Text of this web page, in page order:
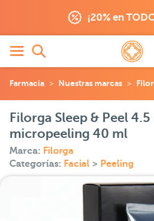
¡20% en
Farmacia Nuestras marcas
Filorga Sleep & Peel
micropeeling 40 ml
Marca: Filorga
Categorías: Facial > Peeling